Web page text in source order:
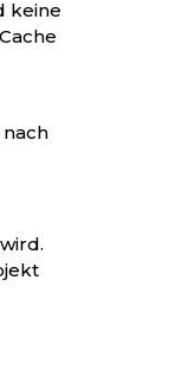
keine